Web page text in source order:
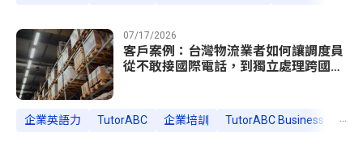
07/17/2026
客戶案例：台灣物流業者如何讓調度員
從不敢接國際電話，到獨立處理跨國緊
企業英語力 TutorABC 企業培訓 TutorABC Business 企
...